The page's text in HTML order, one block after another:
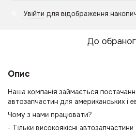
Увійти для відображення
До
Опис
Наша компанія займається
автозапчастин для американських і
Чому з нами працювати?
- Тільки високоякісні автозапчастини